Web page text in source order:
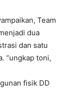
Team
dua
dan satu
“ungkap toni,
fisik DD